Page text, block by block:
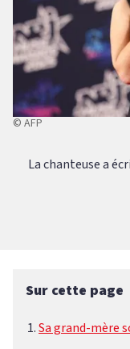
© AFP
La chanteuse a
Sur cette page
Sa grand-mère